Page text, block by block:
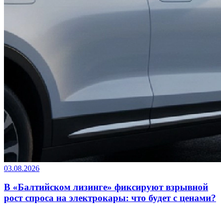
03.08.2026
В «Балтийском лизинге» фиксируют взрывной
рост спроса на электрокары: что будет с ценами?